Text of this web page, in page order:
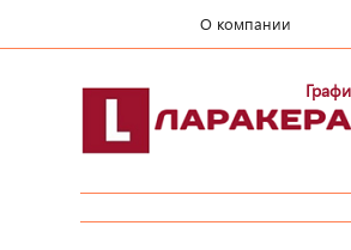
О компании